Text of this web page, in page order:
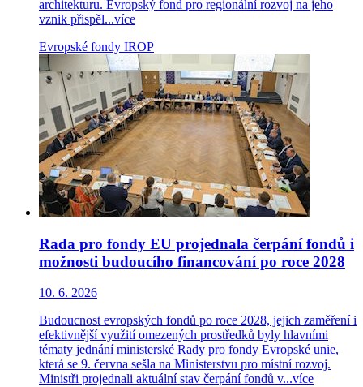
architekturu. Evropský fond pro regionální rozvoj na jeho
vznik přispěl...více
Evropské fondy IROP
Rada pro fondy EU projednala čerpání fondů i
možnosti budoucího financování po roce 2028
10. 6. 2026
Budoucnost evropských fondů po roce 2028, jejich zaměření i
efektivnější využití omezených prostředků byly hlavními
tématy jednání ministerské Rady pro fondy Evropské unie,
která se 9. června sešla na Ministerstvu pro místní rozvoj.
Ministři projednali aktuální stav čerpání fondů v...více